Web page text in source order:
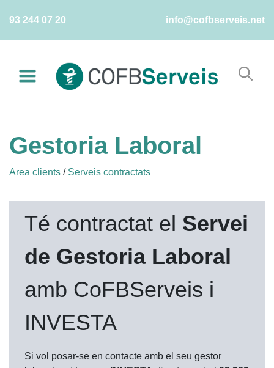
93 244 07 20 info@cofbserveis.net
Gestoria Laboral
Area clients / Serveis contractats
Té contractat el Servei
de Gestoria Laboral
amb CoFBServeis i
INVESTA
Si vol posar-se en contacte amb el seu gestor